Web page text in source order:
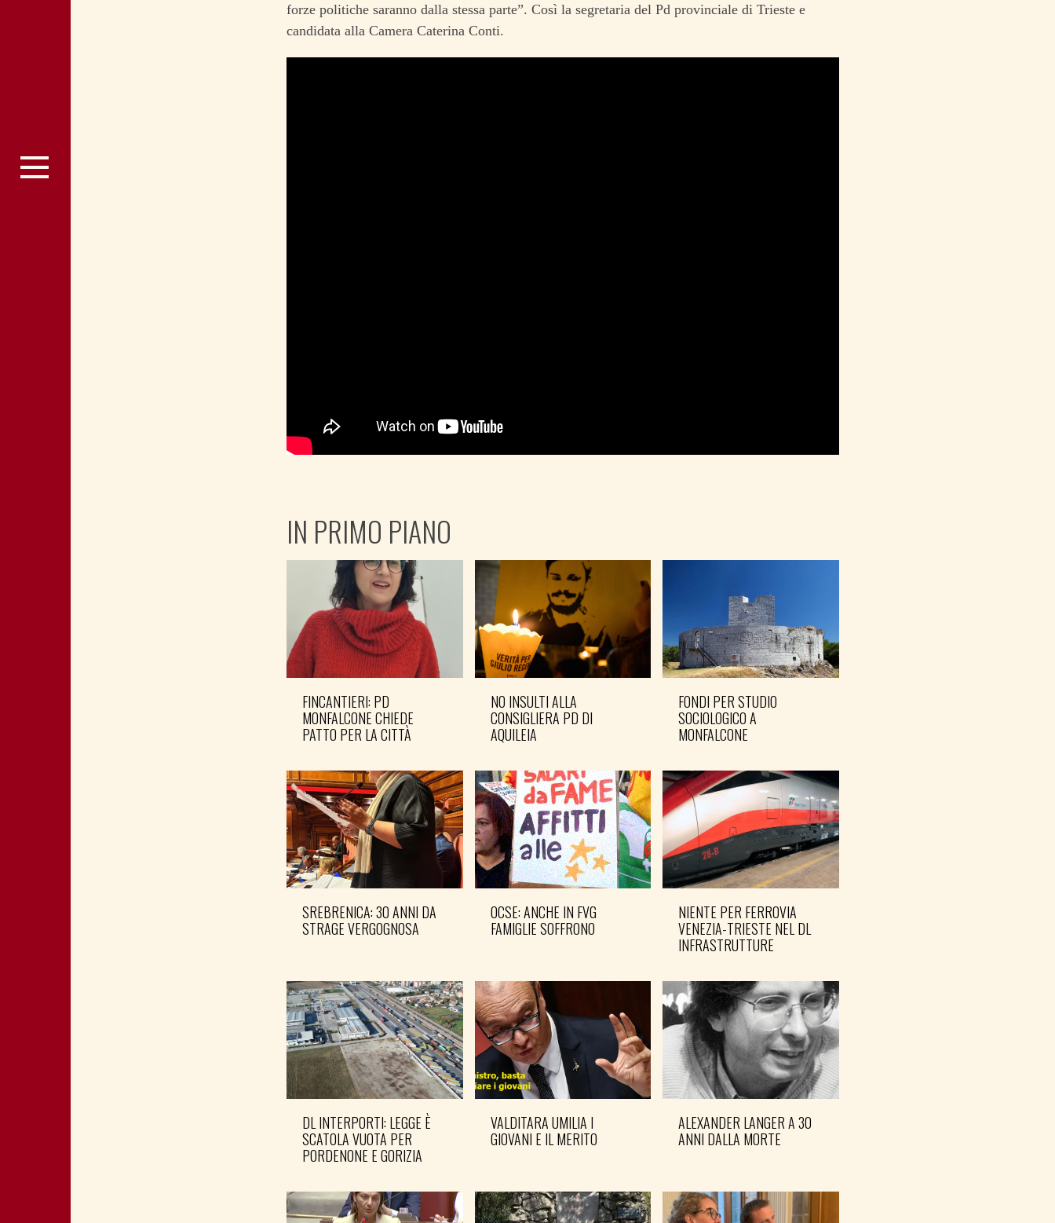
forze politiche saranno dalla stessa parte”. Così la segretaria del Pd provinciale di Trieste e
candidata alla Camera Caterina Conti.
IN PRIMO PIANO
FINCANTIERI: PD
MONFALCONE CHIEDE
PATTO PER LA CITTÀ
NO INSULTI ALLA
CONSIGLIERA PD DI
AQUILEIA
FONDI PER STUDIO
SOCIOLOGICO A
MONFALCONE
SREBRENICA: 30 ANNI DA
STRAGE VERGOGNOSA
OCSE: ANCHE IN FVG
FAMIGLIE SOFFRONO
NIENTE PER FERROVIA
VENEZIA-TRIESTE NEL DL
INFRASTRUTTURE
DL INTERPORTI: LEGGE È
SCATOLA VUOTA PER
PORDENONE E GORIZIA
VALDITARA UMILIA I
GIOVANI E IL MERITO
ALEXANDER LANGER A 30
ANNI DALLA MORTE